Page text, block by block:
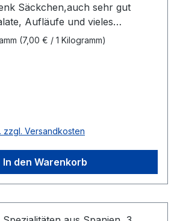
Säckchen,auch sehr gut
Aufläufe und vieles
Idee Santo Tomas
(7,00 € / 1 Kilogramm)
zzgl. Versandkosten
In den Warenkorb